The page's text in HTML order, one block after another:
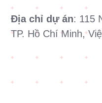
Địa chỉ dự án: 115
TP. Hồ Chí Minh,